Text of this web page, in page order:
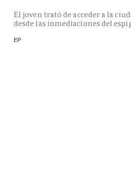
El joven trató de acceder a la
desde las inmediaciones del
EP